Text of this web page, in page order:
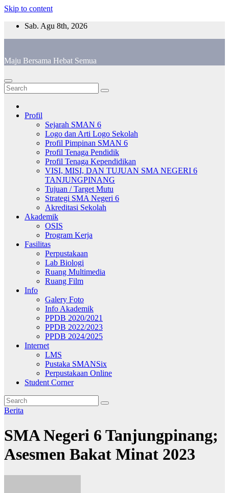
Skip to content
Sab. Agu 8th, 2026
Maju Bersama Hebat Semua
Profil
Sejarah SMAN 6
Logo dan Arti Logo Sekolah
Profil Pimpinan SMAN 6
Profil Tenaga Pendidik
Profil Tenaga Kependidikan
VISI, MISI, DAN TUJUAN SMA NEGERI 6
TANJUNGPINANG
Tujuan / Target Mutu
Strategi SMA Negeri 6
Akreditasi Sekolah
Akademik
OSIS
Program Kerja
Fasilitas
Perpustakaan
Lab Biologi
Ruang Multimedia
Ruang Film
Info
Galery Foto
Info Akademik
PPDB 2020/2021
PPDB 2022/2023
PPDB 2024/2025
Internet
LMS
Pustaka SMANSix
Perpustakaan Online
Student Corner
Berita
SMA Negeri 6 Tanjungpinang;
Asesmen Bakat Minat 2023